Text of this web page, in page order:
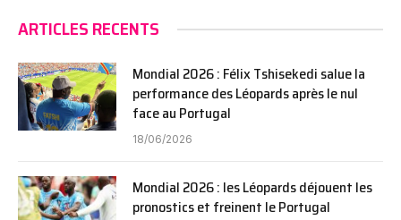
ARTICLES RECENTS
Mondial 2026 : Félix Tshisekedi salue la
performance des Léopards après le nul
face au Portugal
18/06/2026
Mondial 2026 : les Léopards déjouent les
pronostics et freinent le Portugal